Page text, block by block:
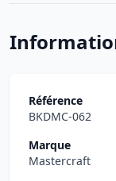
Référence
BKDMC-062
Marque
Mastercraft